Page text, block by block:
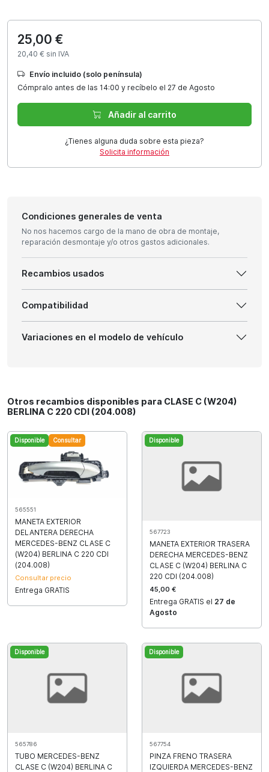
25,00 €
20,40 € sin IVA
Envío incluido (solo península)
Cómpralo antes de las 14:00 y recíbelo el 27 de Agosto
Añadir al carrito
¿Tienes alguna duda sobre esta pieza?
Solicita información
Condiciones generales de venta
No nos hacemos cargo de la mano de obra de montaje,
reparación desmontaje y/o otros gastos adicionales.
Recambios usados
Compatibilidad
Variaciones en el modelo de vehículo
Otros recambios disponibles para CLASE C (W204)
BERLINA C 220 CDI (204.008)
Disponible Consultar
565551
MANETA EXTERIOR
DELANTERA DERECHA
MERCEDES-BENZ CLASE C
(W204) BERLINA C 220 CDI
(204.008)
Consultar precio
Entrega GRATIS
Disponible
567723
MANETA EXTERIOR TRASERA
DERECHA MERCEDES-BENZ
CLASE C (W204) BERLINA C
220 CDI (204.008)
45,00 €
Entrega GRATIS el 27 de
Agosto
Disponible
565786
TUBO MERCEDES-BENZ
CLASE C (W204) BERLINA C
Disponible
567754
PINZA FRENO TRASERA
IZQUIERDA MERCEDES-BENZ